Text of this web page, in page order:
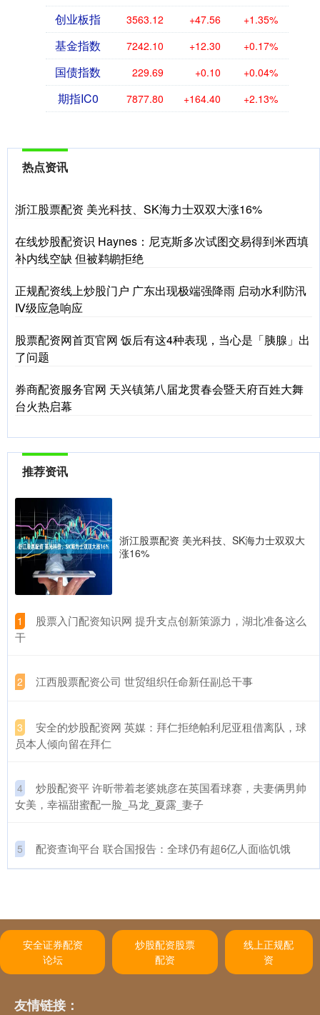
创业板指 3563.12 +47.56 +1.35%
基金指数 7242.10 +12.30 +0.17%
国债指数 229.69 +0.10 +0.04%
期指IC0 7877.80 +164.40 +2.13%
热点资讯
浙江股票配资 美光科技、SK海力士双双大涨16%
在线炒股配资识 Haynes：尼克斯多次试图交易得到米西填
补内线空缺 但被鹈鹕拒绝
正规配资线上炒股门户 广东出现极端强降雨 启动水利防汛
Ⅳ级应急响应
股票配资网首页官网 饭后有这4种表现，当心是「胰腺」出
了问题
券商配资服务官网 天兴镇第八届龙贯春会暨天府百姓大舞
台火热启幕
推荐资讯
浙江股票配资 美光科技、SK海力士双双大
涨16%
1
​股票入门配资知识网 提升支点创新策源力，湖北准备这么
干
2 ​江西股票配资公司 世贸组织任命新任副总干事
3
​安全的炒股配资网 英媒：拜仁拒绝帕利尼亚租借离队，球
员本人倾向留在拜仁
4
​炒股配资平 许昕带着老婆姚彦在英国看球赛，夫妻俩男帅
女美，幸福甜蜜配一脸_马龙_夏露_妻子
5 ​配资查询平台 联合国报告：全球仍有超6亿人面临饥饿
安全证券配资
论坛
炒股配资股票
配资
线上正规配
资
友情链接：